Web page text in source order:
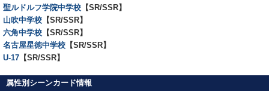
聖ルドルフ学院中学校 【SR/SSR】
山吹中学校 【SR/SSR】
六角中学校 【SR/SSR】
名古屋星徳中学校 【SR/SSR】
U-17 【SR/SSR】
属性別シーンカード情報